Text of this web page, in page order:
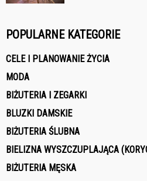
POPULARNE KATEGORIE
CELE I PLANOWANIE ŻYCIA
MODA
BIŻUTERIA I ZEGARKI
BLUZKI DAMSKIE
BIŻUTERIA ŚLUBNA
BIELIZNA WYSZCZUPLAJĄCA
BIŻUTERIA MĘSKA